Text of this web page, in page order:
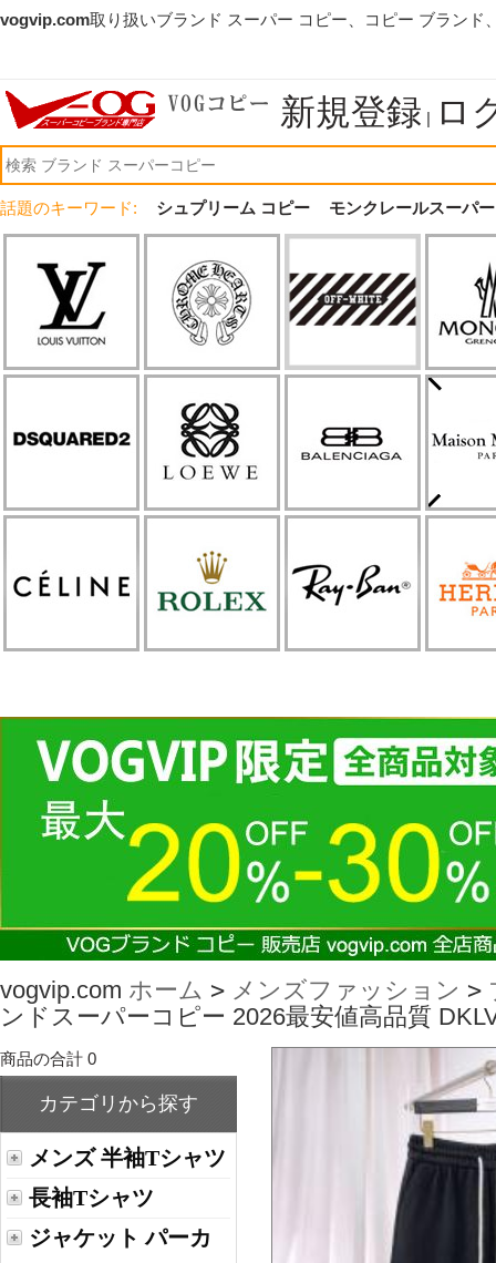
vogvip.com取り扱いブランド スーパー コピー、コピー ブランド
新規登録 | ロ
話題のキーワード: シュプリーム コピー モンクレールスーパ
vogvip.com ホーム > メンズファッション >
ンドスーパーコピー 2026最安値高品質
商品の合計 0
カテゴリから探す
メンズ 半袖Tシャツ
長袖Tシャツ
ジャケット パーカ